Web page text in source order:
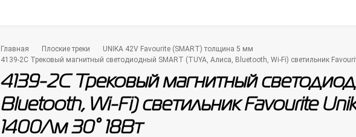
Главная Плоские треки
UNIKA 42V Favourite (SMART) толщина 5 мм
4139-2C Трековый магнитный светодиодный SMART (TUYA, Алиса, Bluetooth, Wi-Fi) светильник
4139-2C Трековый магнитный
Bluetooth, Wi-Fi) светильник Favourite
1400Лм 30° 18Вт